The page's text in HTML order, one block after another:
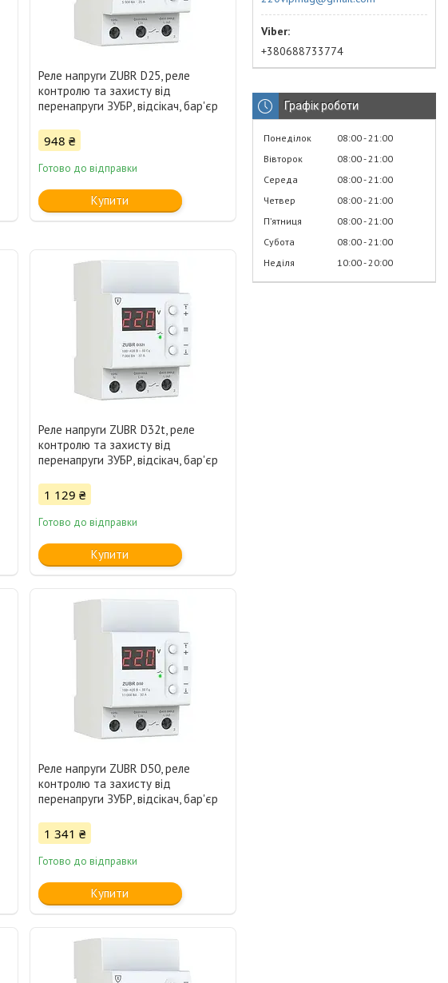
Реле напруги ZUBR D25, реле
контролю та захисту від
перенапруги ЗУБР, відсікач, бар'єр
948 ₴
Готово до відправки
Купити
Реле напруги ZUBR D32t, реле
контролю та захисту від
перенапруги ЗУБР, відсікач, бар'єр
1 129 ₴
Готово до відправки
Купити
Реле напруги ZUBR D50, реле
контролю та захисту від
перенапруги ЗУБР, відсікач, бар'єр
1 341 ₴
Готово до відправки
Купити
+380688733774
Графік роботи
Понеділок 08:00 21:00
Вівторок
08:00 21:00
Середа
08:00 21:00
Четвер
08:00 21:00
Пʼятниця
08:00 21:00
Субота
08:00 21:00
Неділя
10:00 20:00